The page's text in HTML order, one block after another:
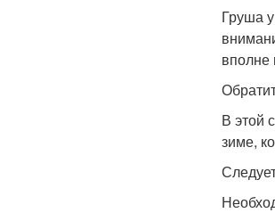
Груша
вполне
В этой
зиме,